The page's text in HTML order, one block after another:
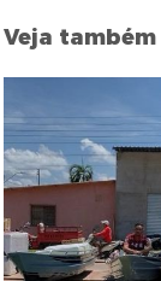
Veja também